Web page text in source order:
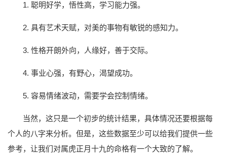
1. 聪明好学，悟性高，学习能力强。
2. 具有艺术天赋，对美的事物有敏锐的感知力。
3. 性格开朗外向，人缘好，善于交际。
4. 事业心强，有野心，渴望成功。
5. 容易情绪波动，需要学会控制情绪。
当然，这只是一个初步的统计结果，具体情况还要根据每
个人的八字来分析。但是，这些数据至少可以给我们提供一些
参考，让我们对属虎正月十九的命格有一个大致的了解。